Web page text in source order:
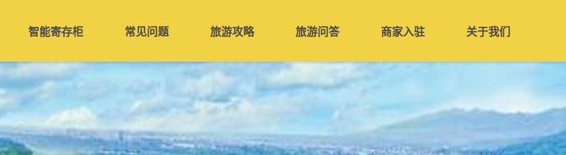
智能寄存柜 常见问题 旅游攻略 旅游问答 商家入驻 关于我们